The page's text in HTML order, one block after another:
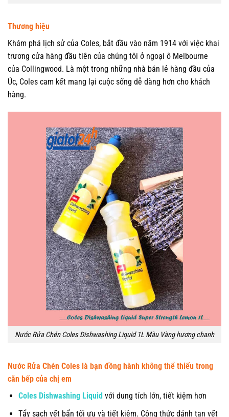
Thương hiệu
Khám phá lịch sử của Coles, bắt đầu vào năm 1914 với việc khai
trương cửa hàng đầu tiên của chúng tôi ở ngoại ô Melbourne
của Collingwood. Là một trong những nhà bán lẻ hàng đầu của
Úc, Coles cam kết mang lại cuộc sống dễ dàng hơn cho khách
hàng.
Nước Rửa Chén Coles Dishwashing Liquid 1L Màu Vàng hương chanh
Nước Rửa Chén Coles là bạn đồng hành không thể thiếu trong
căn bếp của chị em
Coles Dishwashing Liquid với dung tích lớn, tiết kiệm hơn
Tẩy sạch vết bẩn tối ưu và tiết kiệm. Công thức đánh tan vết